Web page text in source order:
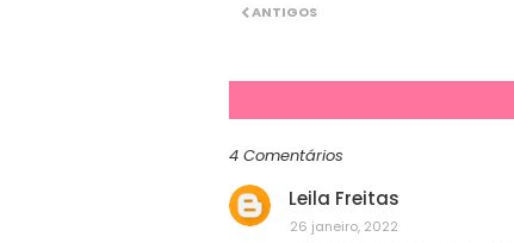
ANTIGOS
4 Comentários
Leila Freitas
26 janeiro, 2022